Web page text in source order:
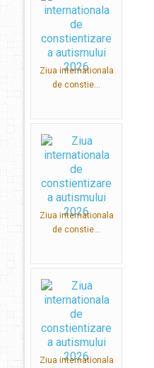
Ziua internationala
de constie...
Ziua internationala
de constie...
Ziua internationala